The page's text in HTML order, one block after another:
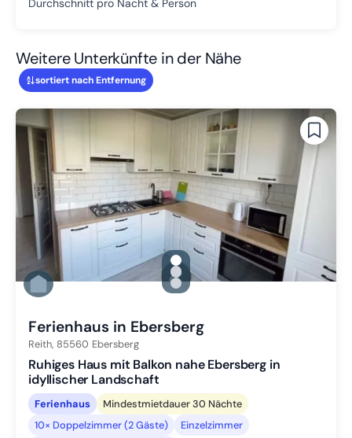
Durchschnitt pro Nacht & Person
Weitere Unterkünfte in der Nähe
sortiert nach Entfernung
gallery.slide_selector
Zu Slide 1 wechseln
Zu Slide 2 wechseln
Zu Slide 3 wechseln
Ferienhaus in Ebersberg
Reith, 85560 Ebersberg
Ruhiges Haus mit Balkon nahe Ebersberg in
idyllischer Landschaft
Ferienhaus
Mindestmietdauer 30 Nächte
10× Doppelzimmer (2 Gäste)
Einzelzimmer